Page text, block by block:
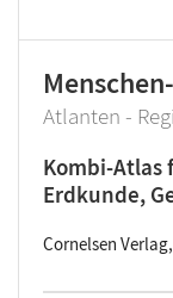
Atlanten -
Kombi-Atlas
Erdkunde,
Cornelsen